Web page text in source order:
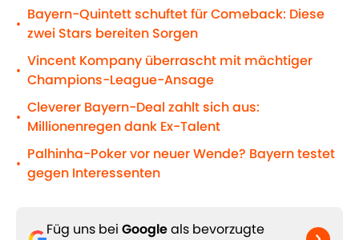
•
Bayern-Quintett schuftet für Comeback: Diese
zwei Stars bereiten Sorgen
•
Vincent Kompany überrascht mit mächtiger
Champions-League-Ansage
•
Cleverer Bayern-Deal zahlt sich aus:
Millionenregen dank Ex-Talent
•
Palhinha-Poker vor neuer Wende? Bayern testet
gegen Interessenten
Füg uns bei Googleals bevorzugte